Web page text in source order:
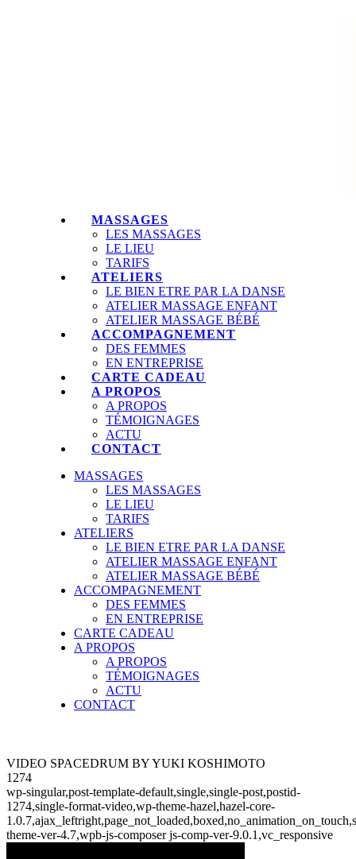
MASSAGES
LES MASSAGES
LE LIEU
TARIFS
ATELIERS
LE BIEN ETRE PAR LA DANSE
ATELIER MASSAGE ENFANT
ATELIER MASSAGE BÉBÉ
ACCOMPAGNEMENT
DES FEMMES
EN ENTREPRISE
CARTE CADEAU
A PROPOS
A PROPOS
TÉMOIGNAGES
ACTU
CONTACT
MASSAGES
LES MASSAGES
LE LIEU
TARIFS
ATELIERS
LE BIEN ETRE PAR LA DANSE
ATELIER MASSAGE ENFANT
ATELIER MASSAGE BÉBÉ
ACCOMPAGNEMENT
DES FEMMES
EN ENTREPRISE
CARTE CADEAU
A PROPOS
A PROPOS
TÉMOIGNAGES
ACTU
CONTACT
VIDEO SPACEDRUM BY YUKI KOSHIMOTO
1274
wp-singular,post-template-default,single,single-post,postid-
1274,single-format-video,wp-theme-hazel,hazel-core-
theme-ver-4.7,wpb-js-composer js-comp-ver-9.0.1,vc_responsive